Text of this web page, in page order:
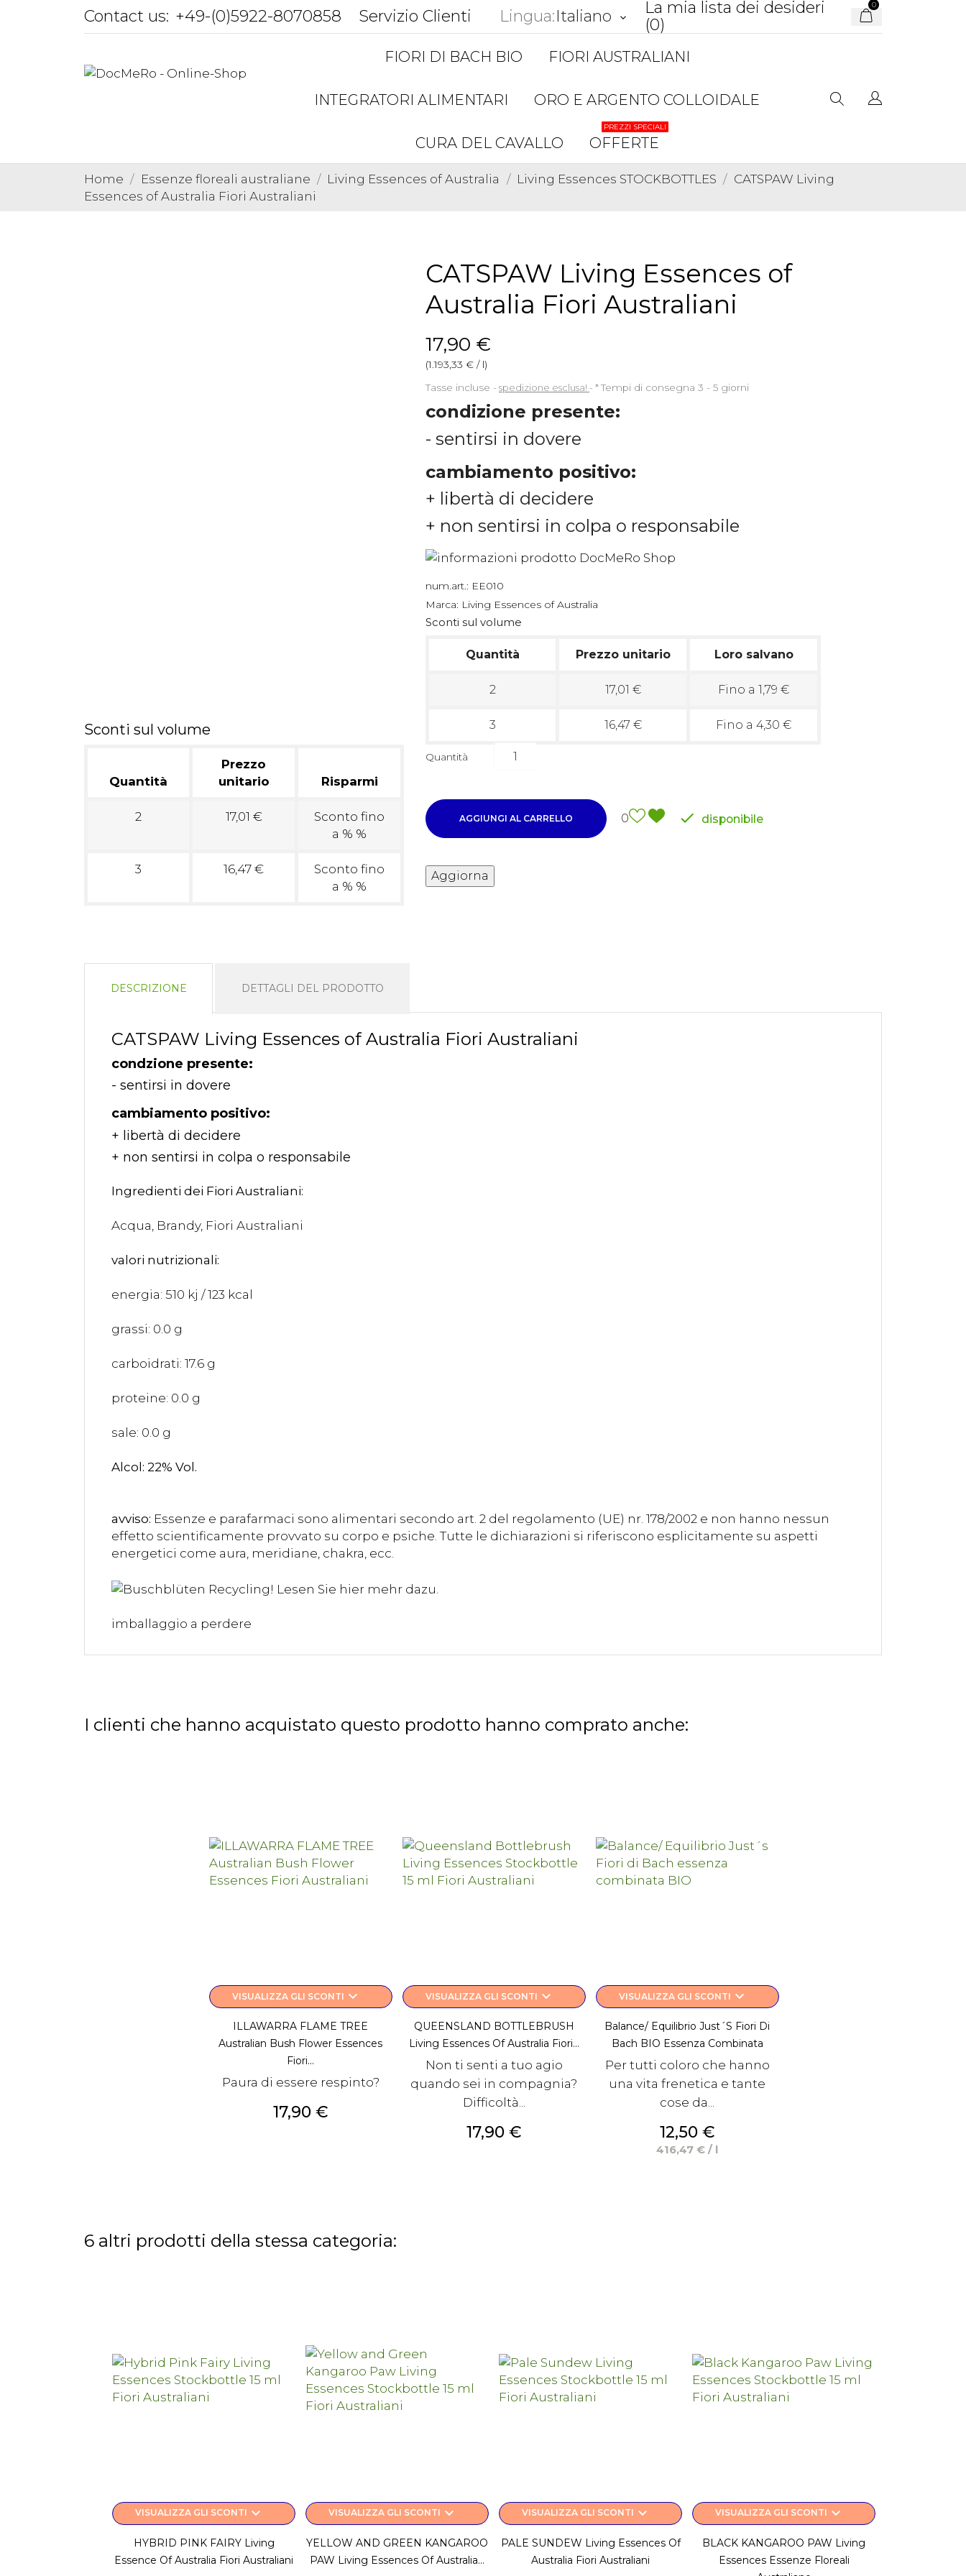
Contact us: +49-(0)5922-8070858 Servizio Clienti Lingua:Italiano keyboard_arrow_down
La mia lista dei desideri
(0)
0
FIORI DI BACH BIO FIORI AUSTRALIANI
INTEGRATORI ALIMENTARI ORO E ARGENTO COLLOIDALE
CURA DEL CAVALLO OFFERTE
PREZZI SPECIALI
Home Essenze floreali australiane Living Essences of Australia Living Essences STOCKBOTTLES
CATSPAW Living
Essences of Australia Fiori Australiani
Sconti sul volume
Quantità
Prezzo
unitario
Risparmi
2 17,01 €
Sconto fino
a % %
3 16,47 €
Sconto fino
a % %
CATSPAW Living Essences of
Australia Fiori Australiani
17,90 €
(1.193,33 € / l)
Tasse incluse
spedizione esclusa! *Tempi di consegna 3 - 5 giorni
condizione presente:
- sentirsi in dovere
cambiamento positivo:
+ libertà di decidere
+ non sentirsi in colpa o responsabile
num.art.: EE010
Marca: Living Essences of Australia
Sconti sul volume
Quantità Prezzo unitario Loro salvano
2 17,01 € Fino a 1,79 €
3 16,47 € Fino a 4,30 €
Quantità
AGGIUNGI AL CARRELLO 0  disponibile
DESCRIZIONE DETTAGLI DEL PRODOTTO
CATSPAW Living Essences of Australia Fiori Australiani
condzione presente:
- sentirsi in dovere
cambiamento positivo:
+ libertà di decidere
+ non sentirsi in colpa o responsabile
Ingredienti dei Fiori Australiani:
Acqua, Brandy, Fiori Australiani
valori nutrizionali:
energia: 510 kj / 123 kcal
grassi: 0.0 g
carboidrati: 17.6 g
proteine: 0.0 g
sale: 0.0 g
Alcol: 22% Vol.
avviso: Essenze e parafarmaci sono alimentari secondo art. 2 del regolamento (UE) nr. 178/2002 e non hanno nessun
effetto scientificamente provvato su corpo e psiche. Tutte le dichiarazioni si riferiscono esplicitamente su aspetti
energetici come aura, meridiane, chakra, ecc.
imballaggio a perdere
I clienti che hanno acquistato questo prodotto hanno comprato anche:
VISUALIZZA GLI SCONTI keyboard_arrow_down
ILLAWARRA FLAME TREE
Australian Bush Flower Essences
Fiori...
Paura di essere respinto?
Prezzo
17,90 €
VISUALIZZA GLI SCONTI keyboard_arrow_down
QUEENSLAND BOTTLEBRUSH
Living Essences Of Australia Fiori...
Non ti senti a tuo agio
quando sei in compagnia?
Difficoltà...
Prezzo
17,90 €
VISUALIZZA GLI SCONTI keyboard_arrow_down
Balance/ Equilibrio Just´s Fiori Di
Bach BIO Essenza Combinata
Per tutti coloro che hanno
una vita frenetica e tante
cose da...
Prezzo
12,50 €
416,47 € / l
6 altri prodotti della stessa categoria:
VISUALIZZA GLI SCONTI keyboard_arrow_down
HYBRID PINK FAIRY Living
Essence Of Australia Fiori Australiani
VISUALIZZA GLI SCONTI keyboard_arrow_down
YELLOW AND GREEN KANGAROO
PAW Living Essences Of Australia...
VISUALIZZA GLI SCONTI keyboard_arrow_down
PALE SUNDEW Living Essences Of
Australia Fiori Australiani
VISUALIZZA GLI SCONTI keyboard_arrow_down
BLACK KANGAROO PAW Living
Essences Essenze Floreali